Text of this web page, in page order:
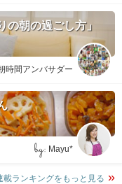
の朝の過ごし方」
時間アンバサダー
by: Mayu*
載ランキングをもっと見る